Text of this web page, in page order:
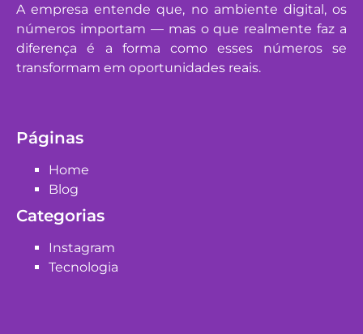
A empresa entende que, no ambiente digital, os
números importam — mas o que realmente faz a
diferença é a forma como esses números se
transformam em oportunidades reais.
Páginas
Home
Blog
Categorias
Instagram
Tecnologia